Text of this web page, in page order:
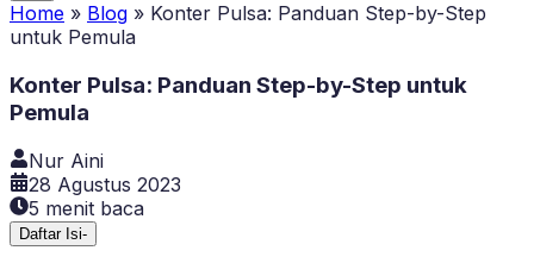
Home » Blog » Konter Pulsa: Panduan Step-by-Step
untuk Pemula
Konter Pulsa: Panduan Step-by-Step untuk
Pemula
Nur Aini
28 Agustus 2023
5 menit baca
Daftar Isi-